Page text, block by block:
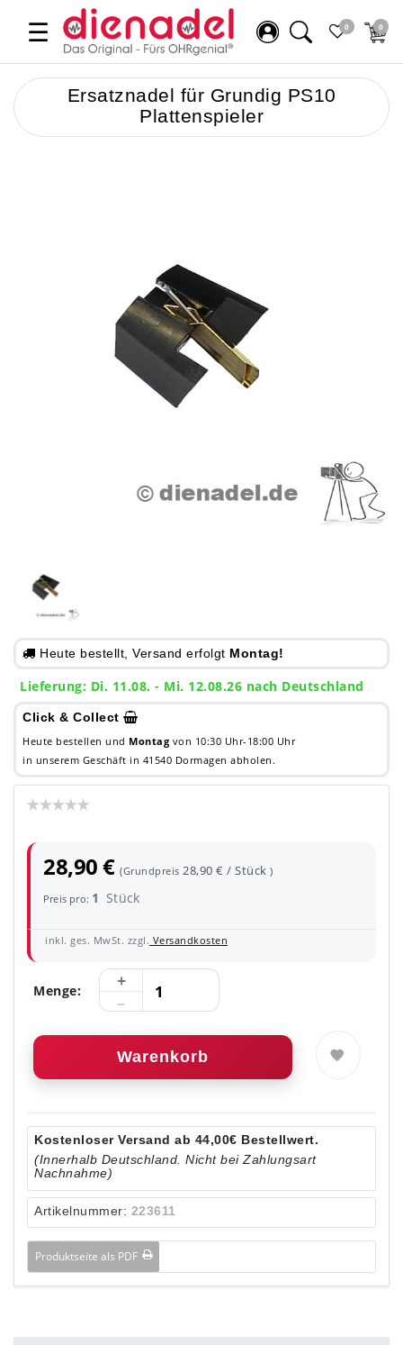
☰ 0 0
Ersatznadel für Grundig PS10
Plattenspieler
Heute bestellt, Versand erfolgt Montag!
Lieferung: Di. 11.08. - Mi. 12.08.26 nach Deutschland
Click & Collect
Heute bestellen und Montag von 10:30 Uhr-18:00 Uhr
in unserem Geschäft in 41540 Dormagen abholen.
28,90 €(Grundpreis28,90 € / Stück)
Preis pro: 1 Stück
inkl. ges. MwSt. zzgl. Versandkosten
Menge:
Warenkorb
Kostenloser Versand ab 44,00€ Bestellwert.
(Innerhalb Deutschland. Nicht bei Zahlungsart
Nachnahme)
Artikelnummer: 223611
Produktseite als PDF